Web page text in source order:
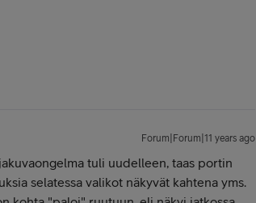
Forum|Forum|11 years ago
tuli uudelleen, taas portin
selatessa valikot näkyvät kahtena yms.